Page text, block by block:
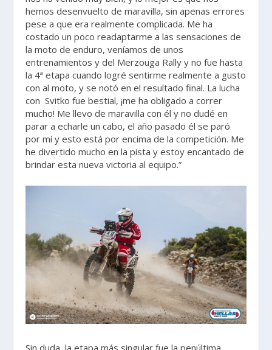
hemos desenvuelto de maravilla, sin apenas errores
pese a que era realmente complicada. Me ha
costado un poco readaptarme a las sensaciones de
la moto de enduro, veníamos de unos
entrenamientos y del Merzouga Rally y no fue hasta
la 4ª etapa cuando logré sentirme realmente a gusto
con al moto, y se notó en el resultado final. La lucha
con Svitko fue bestial, ¡me ha obligado a correr
mucho! Me llevo de maravilla con él y no dudé en
parar a echarle un cabo, el año pasado él se paró
por mí y esto está por encima de la competición. Me
he divertido mucho en la pista y estoy encantado de
brindar esta nueva victoria al equipo.”
Sin duda, la etapa más singular fue la penúltima